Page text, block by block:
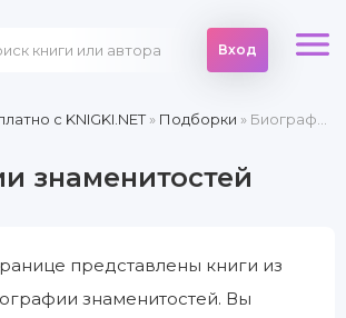
Вход
c KNIGKI.NET» Подборки » Биографии знаменитостей
знаменитостей
представлены книги из
знаменитостей. Вы